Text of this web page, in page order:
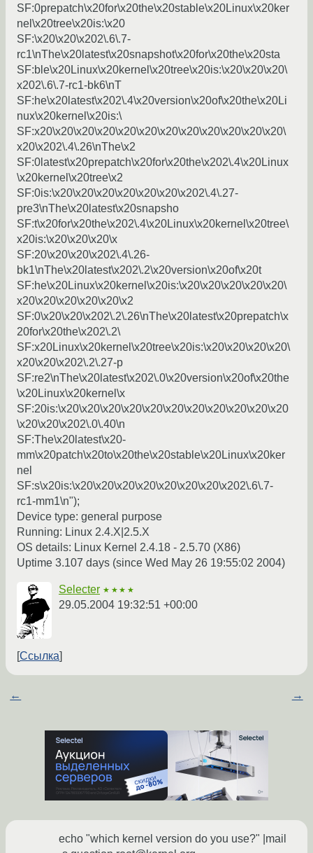
SF:0prepatch\x20for\x20the\x20stable\x20Linux\x20ker
nel\x20tree\x20is:\x20
SF:\x20\x20\x202\.6\.7-
rc1\nThe\x20latest\x20snapshot\x20for\x20the\x20sta
SF:ble\x20Linux\x20kernel\x20tree\x20is:\x20\x20\x20\
x202\.6\.7-rc1-bk6\nT
SF:he\x20latest\x202\.4\x20version\x20of\x20the\x20Li
nux\x20kernel\x20is:\
SF:x20\x20\x20\x20\x20\x20\x20\x20\x20\x20\x20\x20\
x20\x202\.4\.26\nThe\x2
SF:0latest\x20prepatch\x20for\x20the\x202\.4\x20Linux
\x20kernel\x20tree\x2
SF:0is:\x20\x20\x20\x20\x20\x20\x202\.4\.27-
pre3\nThe\x20latest\x20snapsho
SF:t\x20for\x20the\x202\.4\x20Linux\x20kernel\x20tree\
x20is:\x20\x20\x20\x
SF:20\x20\x20\x202\.4\.26-
bk1\nThe\x20latest\x202\.2\x20version\x20of\x20t
SF:he\x20Linux\x20kernel\x20is:\x20\x20\x20\x20\x20\
x20\x20\x20\x20\x20\x2
SF:0\x20\x20\x202\.2\.26\nThe\x20latest\x20prepatch\x
20for\x20the\x202\.2\
SF:x20Linux\x20kernel\x20tree\x20is:\x20\x20\x20\x20\
x20\x20\x202\.2\.27-p
SF:re2\nThe\x20latest\x202\.0\x20version\x20of\x20the
\x20Linux\x20kernel\x
SF:20is:\x20\x20\x20\x20\x20\x20\x20\x20\x20\x20\x20
\x20\x20\x202\.0\.40\n
SF:The\x20latest\x20-
mm\x20patch\x20to\x20the\x20stable\x20Linux\x20ker
nel
SF:s\x20is:\x20\x20\x20\x20\x20\x20\x20\x202\.6\.7-
rc1-mm1\n");
Device type: general purpose
Running: Linux 2.4.X|2.5.X
OS details: Linux Kernel 2.4.18 - 2.5.70 (X86)
Uptime 3.107 days (since Wed May 26 19:55:02 2004)
Selecter ★★★★
29.05.2004 19:32:51 +00:00
Ссылка
← →
echo "which kernel version do you use?" |mail